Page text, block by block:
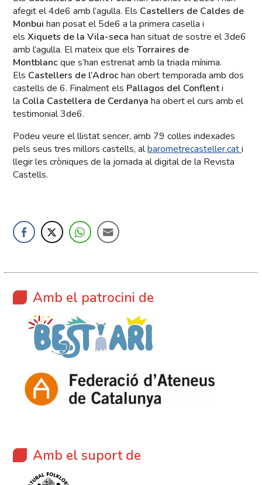
afegit el 4de6 amb l’agulla. Els Castellers de Caldes de
Monbui han posat el 5de6 a la primera casella i
elsXiquets de la Vila-seca han situat de sostre el 3de6
amb l’agulla. El mateix que elsTorraires de
Montblancque s’han estrenat amb la triada mínima.
Els Castellers de l’Adrochan obert temporada amb dos
castells de 6. Finalment els Pallagos del Conflenti
la Colla Castellera de Cerdanya ha obert el curs amb el
testimonial 3de6.
Podeu veure el llistat sencer, amb 79 colles indexades
pels seus tres millors castells, albarometrecasteller.cati
llegir les cròniques de la jornada al digital de la Revista
Castells.
Amb el patrocini de
Amb el suport de